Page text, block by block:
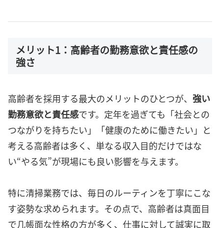
メリット1：高齢者の勤務意欲と責任感の
強さ
高齢者を採用する最大のメリットのひとつが、 強い
勤務意欲と責任感です。定年を過ぎても「社会との
つながりを持ちたい」「健康のために働きたい」と
考える高齢者は多く、単なる収入目的だけではな
い“やる気”が現場にも良い影響を与えます。
特に清掃業務では、毎日のルーティンを丁寧にこな
す姿勢な求められます。その点で、高齢者は真面目
で几帳面な性格の方が多く、仕事に対して誠実に取